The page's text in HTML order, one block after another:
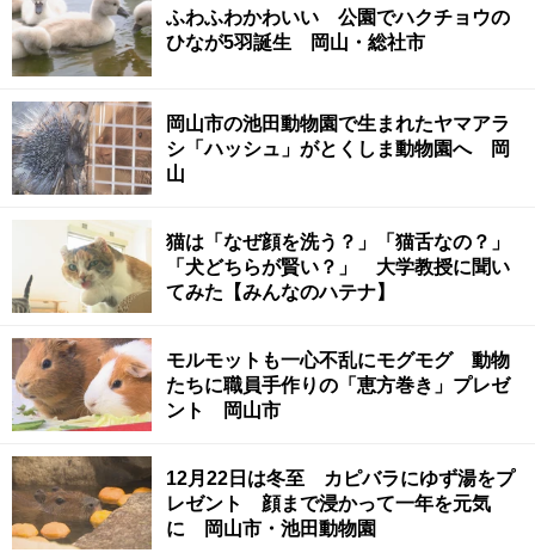
ふわふわかわいい 公園でハクチョウの
ひなが5羽誕生 岡山・総社市
岡山市の池田動物園で生まれたヤマアラ
シ「ハッシュ」がとくしま動物園へ 岡
山
猫は「なぜ顔を洗う？」「猫舌なの？」
「犬どちらが賢い？」 大学教授に聞い
てみた【みんなのハテナ】
モルモットも一心不乱にモグモグ 動物
たちに職員手作りの「恵方巻き」プレゼ
ント 岡山市
12月22日は冬至 カピバラにゆず湯をプ
レゼント 顔まで浸かって一年を元気
に 岡山市・池田動物園